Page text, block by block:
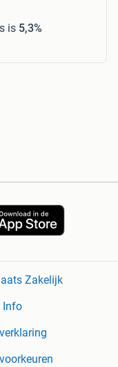
is 5,3%
Zakelijk
Info